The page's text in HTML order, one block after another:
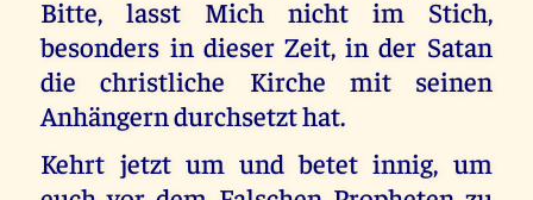
Bitte, lasst Mich nicht im Stich,
besonders in dieser Zeit, in der Satan
die christliche Kirche mit seinen
Anhängern durchsetzt hat.
Kehrt jetzt um und betet innig, um